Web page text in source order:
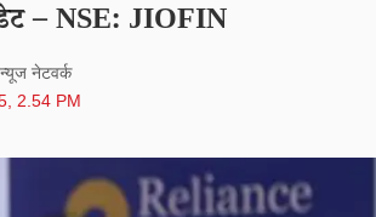
– NSE: JIOFIN
न्यूज नेटवर्क
2.54 PM